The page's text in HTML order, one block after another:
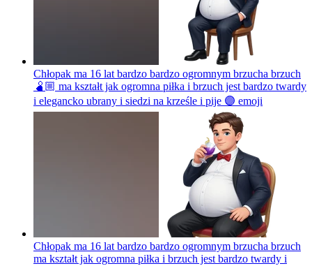
Chłopak ma 16 lat bardzo bardzo ogromnym brzucha brzuch
🫄🏼 ma kształt jak ogromna piłka i brzuch jest bardzo twardy
i elegancko ubrany i siedzi na krześle i pije 🟣 emoji
Chłopak ma 16 lat bardzo bardzo ogromnym brzucha brzuch
ma kształt jak ogromna piłka i brzuch jest bardzo twardy i